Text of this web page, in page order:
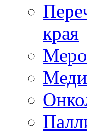
края